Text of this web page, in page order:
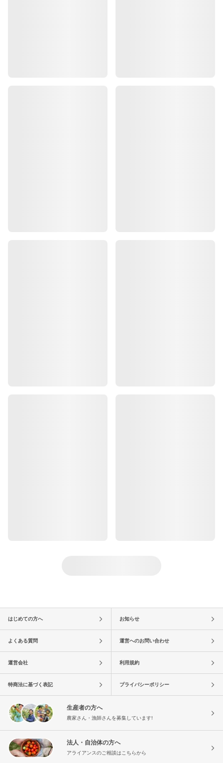
はじめての方へ お知らせ
よくある質問 運営へのお問い合わせ
運営会社 利用規約
特商法に基づく表記 プライバシーポリシー
生産者の方へ
農家さん・漁師さんを募集しています!
法人・自治体の方へ
アライアンスのご相談はこちらから